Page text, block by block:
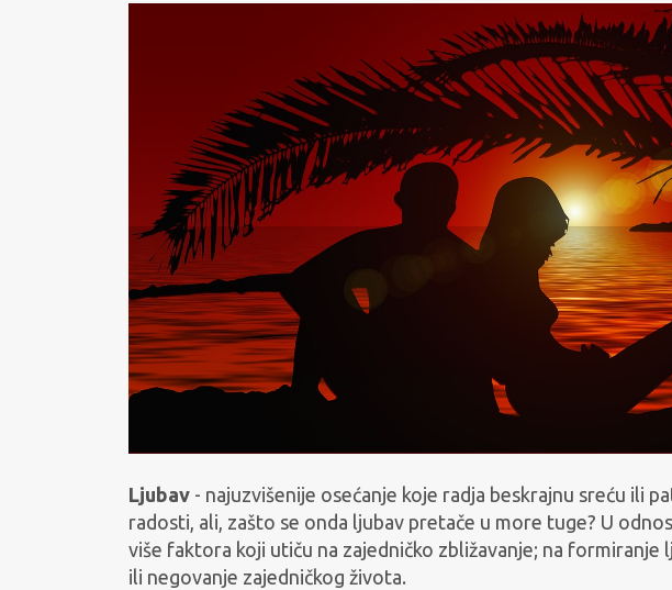
Ljubav - najuzvišenije osećanje koje radja beskrajnu sreću ili
radosti, ali, zašto se onda ljubav pretače u more tuge? U
više faktora koji utiču na zajedničko zbližavanje; na formiranje
ili negovanje zajedničkog života.